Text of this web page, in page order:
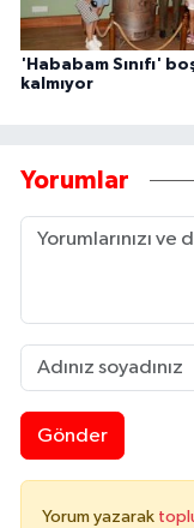
'Hababam Sınıfı'
kalmıyor
Yorumlar
Gönder
Yorum yazarak